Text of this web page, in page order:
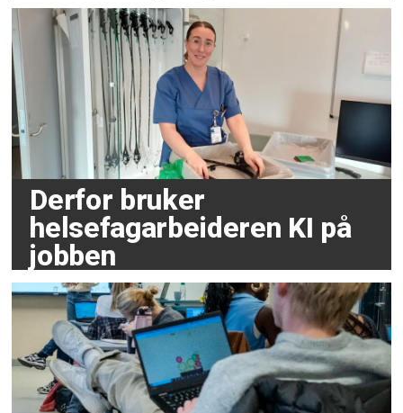
Derfor bruker
helsefagarbeideren KI på
jobben